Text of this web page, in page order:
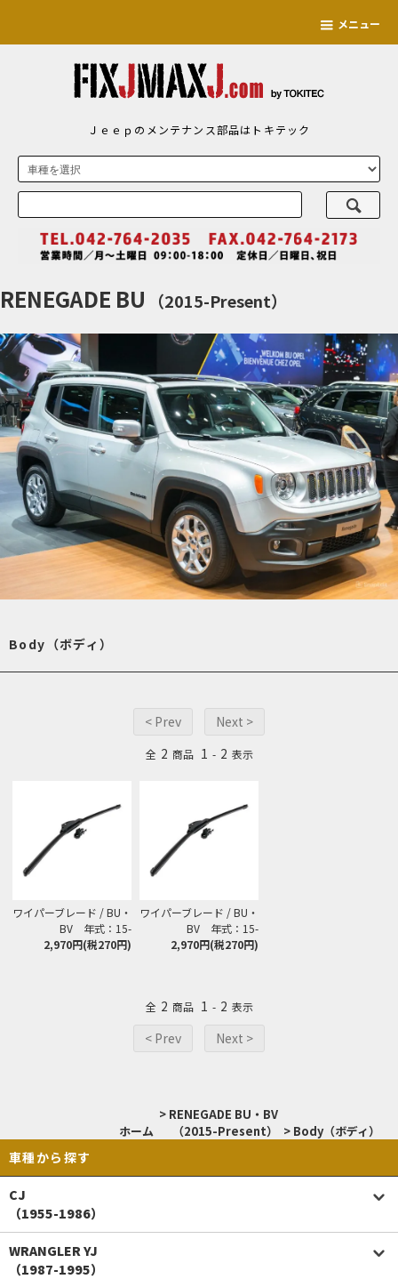
メニュー
Ｊｅｅｐのメンテナンス部品はトキテック
RENEGADE BU （2015-Present）
Body（ボディ）
< Prev Next >
全 2 商品 1 - 2 表示
ワイパーブレード / BU・
BV 年式：15-
2,970円(税270円)
ワイパーブレード / BU・
BV 年式：15-
2,970円(税270円)
全 2 商品 1 - 2 表示
< Prev Next >
ホーム
> RENEGADE BU・BV
（2015-Present）
> Body（ボディ）
車種から探す
CJ
（1955-1986）
WRANGLER YJ
（1987-1995）